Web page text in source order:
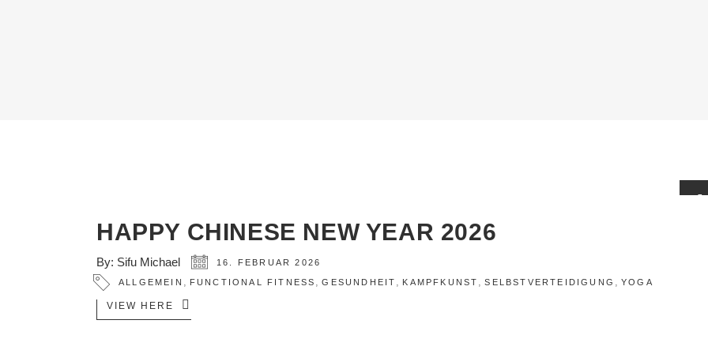
HAPPY CHINESE NEW YEAR 2026
By: Sifu Michael 16. FEBRUAR 2026
ALLGEMEIN , FUNCTIONAL FITNESS ,GESUNDHEIT , KAMPFKUNST ,SELBSTVERTEIDIGUNG ,YOGA
VIEW HERE